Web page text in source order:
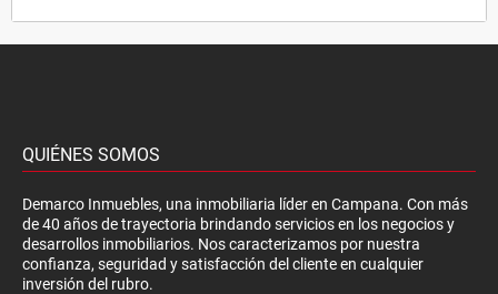
QUIÉNES SOMOS
Demarco Inmuebles, una inmobiliaria líder en Campana. Con más
de 40 años de trayectoria brindando servicios en los negocios y
desarrollos inmobiliarios. Nos caracterizamos por nuestra
confianza, seguridad y satisfacción del cliente en cualquier
inversión del rubro.